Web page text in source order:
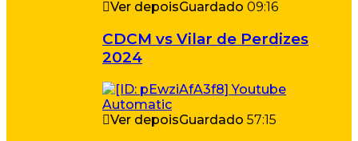
Ver depoisGuardado 09:16
CDCM vs Vilar de Perdizes
2024
Ver depoisGuardado 57:15